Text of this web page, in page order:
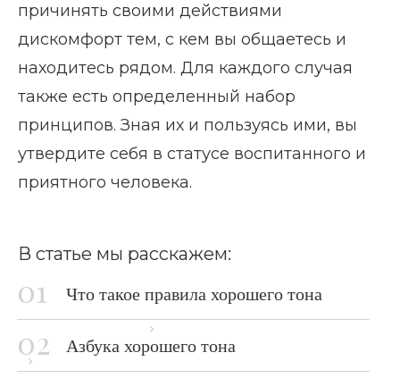
Правила хорошего тона
причинять своими действиями
дискомфорт тем, с кем вы общаетесь и
находитесь рядом. Для каждого случая
также есть определенный набор
принципов. Зная их и пользуясь ими, вы
утвердите себя в статусе воспитанного и
приятного человека.
В статье мы расскажем:
Что такое правила хорошего тона
Азбука хорошего тона